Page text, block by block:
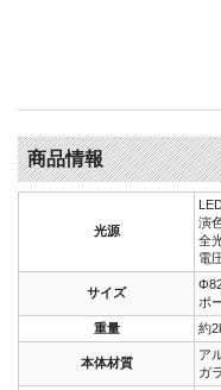
商品情報
光源
演
全
電
サイズ
ポ
重量
約
本体材質
ア
ガ